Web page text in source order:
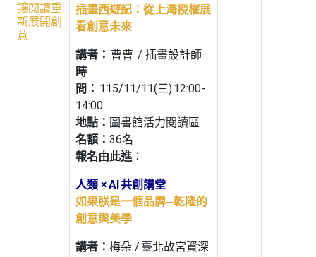
讓閱讀重
新展開創
意
插畫西遊記：從上海授權展
看創意未來
講者： 曹曹 / 插畫設計師
時
間： 115/11/11(三) 12:00-
14:00
地點： 圖書館活力閱讀區
名額： 36名
報名由此進 ：
人類 × AI 共創講堂
如果朕是一個品牌─乾隆的
創意與美學
講者： 梅朵 / 臺北故宮資深